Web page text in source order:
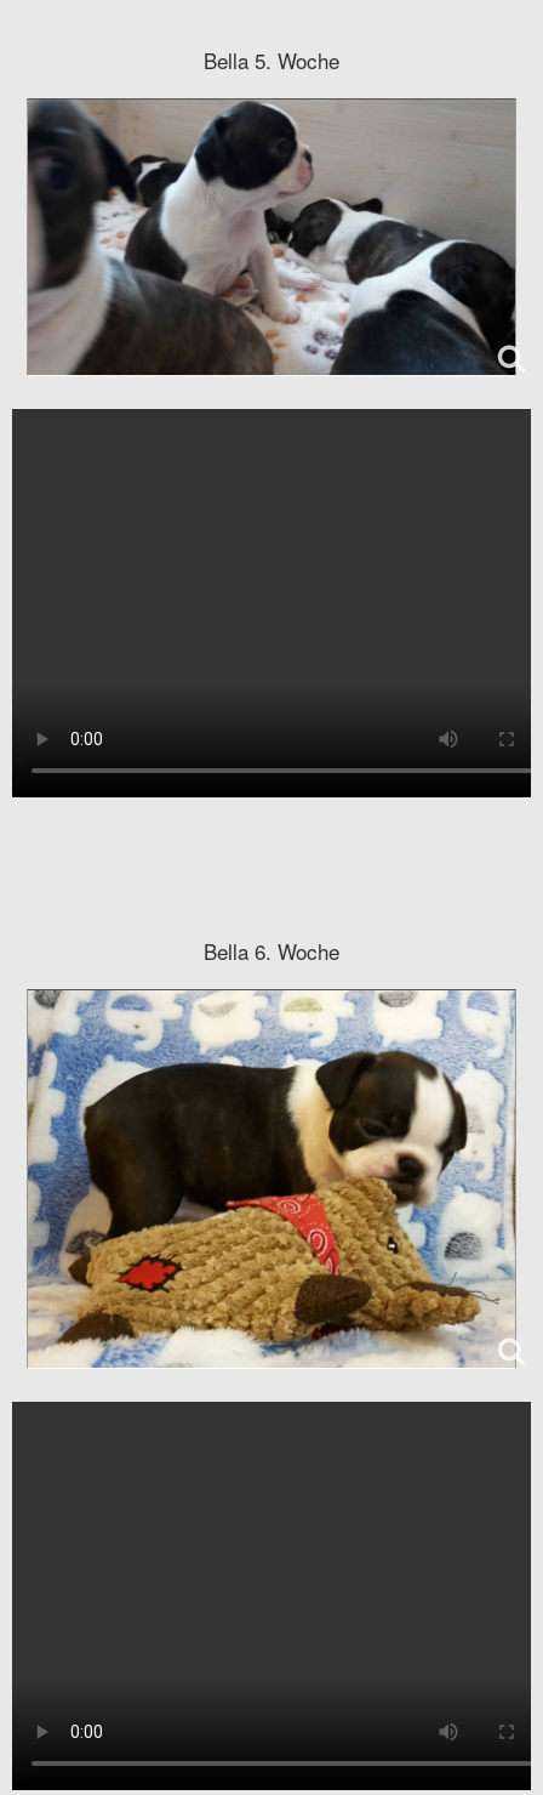
Bella 5. Woche
Bella 6. Woche